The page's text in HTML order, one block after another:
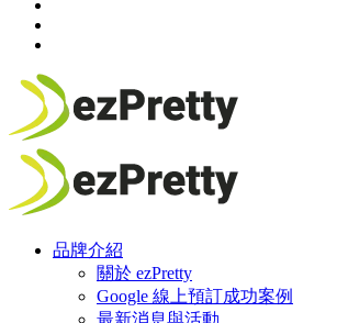
品牌介紹
關於 ezPretty
Google 線上預訂成功案例
最新消息與活動